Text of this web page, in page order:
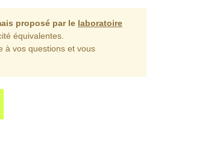
proposé par le laboratoire
équivalentes.
à vos questions et vous